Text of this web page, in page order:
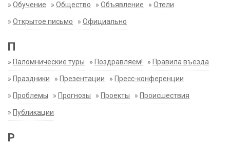
» Обучение » Общество » Объявление » Отели
» Открытое письмо » Официально
П
» Паломнические туры » Поздравляем! » Правила въезда
» Праздники » Презентации » Пресс-конференции
» Проблемы » Прогнозы » Проекты » Происшествия
» Публикации
Р